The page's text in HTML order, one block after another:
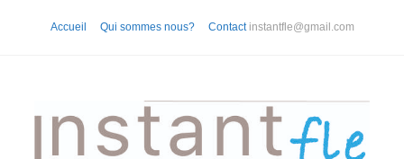
Accueil Qui sommes nous? Contact instantfle@gmail.com